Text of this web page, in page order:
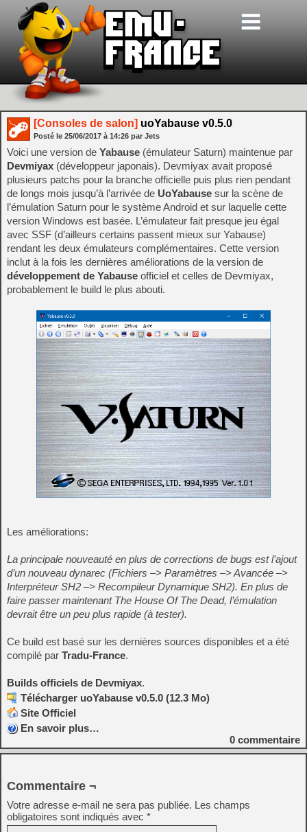
[Consoles de salon] uoYabause v0.5.0
Posté le 25/06/2017 à 14:26 par Jets
Voici une version de Yabause (émulateur Saturn) maintenue par
Devmiyax (développeur japonais). Devmiyax avait proposé
plusieurs patchs pour la branche officielle puis plus rien pendant
de longs mois jusqu’à l’arrivée de UoYabause sur la scène de
l’émulation Saturn pour le système Android et sur laquelle cette
version Windows est basée. L’émulateur fait presque jeu égal
avec SSF (d’ailleurs certains passent mieux sur Yabause)
rendant les deux émulateurs complémentaires. Cette version
inclut à la fois les dernières améliorations de la version de
développement de Yabause officiel et celles de Devmiyax,
probablement le build le plus abouti.
Les améliorations:
La principale nouveauté en plus de corrections de bugs est l’ajout
d’un nouveau dynarec (Fichiers –> Paramètres –> Avancée –>
Interpréteur SH2 –> Recompileur Dynamique SH2). En plus de
faire passer maintenant The House Of The Dead, l’émulation
devrait être un peu plus rapide (à tester).
Ce build est basé sur les dernières sources disponibles et a été
compilé par Tradu-France.
Builds officiels de Devmiyax.
Télécharger uoYabause v0.5.0 (12.3 Mo)
Site Officiel
En savoir plus…
0 commentaire
Commentaire ¬
Votre adresse e-mail ne sera pas publiée. Les champs
obligatoires sont indiqués avec *